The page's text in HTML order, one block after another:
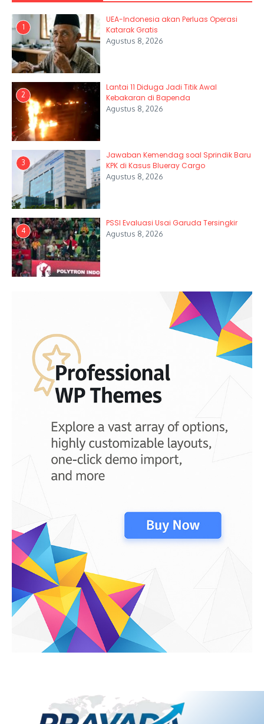
1
UEA-Indonesia akan Perluas Operasi
Katarak Gratis
Agustus 8, 2026
2
Lantai 11 Diduga Jadi Titik Awal
Kebakaran di Bapenda
Agustus 8, 2026
3
Jawaban Kemendag soal Sprindik Baru
KPK di Kasus Blueray Cargo
Agustus 8, 2026
4
PSSI Evaluasi Usai Garuda Tersingkir
Agustus 8, 2026